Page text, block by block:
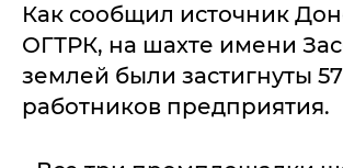
Как сообщил источник
ОГТРК, на шахте имени
землей были застигнуты
работников предприятия.